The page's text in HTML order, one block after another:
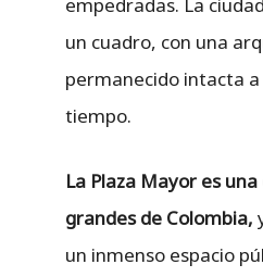
un cuadro, con una
permanecido intacta
tiempo.
La Plaza Mayor es
grandes de Colombia,
un inmenso espacio